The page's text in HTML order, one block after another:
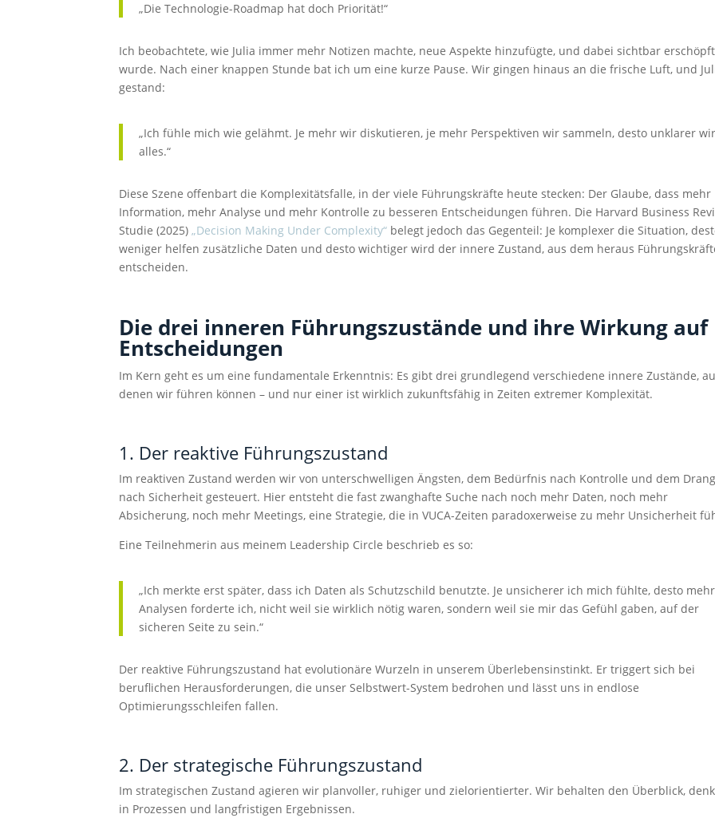
„Die Technologie-Roadmap hat doch Priorität!“
Ich beobachtete, wie Julia immer mehr Notizen machte, neue Aspekte hinzufügte, und dabei sichtbar
wurde. Nach einer knappen Stunde bat ich um eine kurze Pause. Wir gingen hinaus an die frische Luft, und
gestand:
„Ich fühle mich wie gelähmt. Je mehr wir diskutieren, je mehr Perspektiven wir sammeln, desto unklarer
alles.“
Diese Szene offenbart die Komplexitätsfalle, in der viele Führungskräfte heute stecken: Der Glaube, dass mehr
Information, mehr Analyse und mehr Kontrolle zu besseren Entscheidungen führen. Die Harvard Business
Studie (2025)„Decision Making Under Complexity“ belegt jedoch das Gegenteil: Je komplexer die Situation,
weniger helfen zusätzliche Daten und desto wichtiger wird der innere Zustand, aus dem heraus
entscheiden.
Die drei inneren Führungszustände und ihre Wirkung auf
Entscheidungen
Im Kern geht es um eine fundamentale Erkenntnis: Es gibt drei grundlegend verschiedene innere Zustände,
denen wir führen können – und nur einer ist wirklich zukunftsfähig in Zeiten extremer Komplexität.
1. Der reaktive Führungszustand
Im reaktiven Zustand werden wir von unterschwelligen Ängsten, dem Bedürfnis nach Kontrolle und dem Drang
nach Sicherheit gesteuert. Hier entsteht die fast zwanghafte Suche nach noch mehr Daten, noch mehr
Absicherung, noch mehr Meetings, eine Strategie, die in VUCA-Zeiten paradoxerweise zu mehr Unsicherheit
Eine Teilnehmerin aus meinem Leadership Circle beschrieb es so:
„Ich merkte erst später, dass ich Daten als Schutzschild benutzte. Je unsicherer ich mich fühlte, desto mehr
Analysen forderte ich, nicht weil sie wirklich nötig waren, sondern weil sie mir das Gefühl gaben, auf der
sicheren Seite zu sein.“
Der reaktive Führungszustand hat evolutionäre Wurzeln in unserem Überlebensinstinkt. Er triggert sich bei
beruflichen Herausforderungen, die unser Selbstwert-System bedrohen und lässt uns in endlose
Optimierungsschleifen fallen.
2. Der strategische Führungszustand
Im strategischen Zustand agieren wir planvoller, ruhiger und zielorientierter. Wir behalten den Überblick,
in Prozessen und langfristigen Ergebnissen.